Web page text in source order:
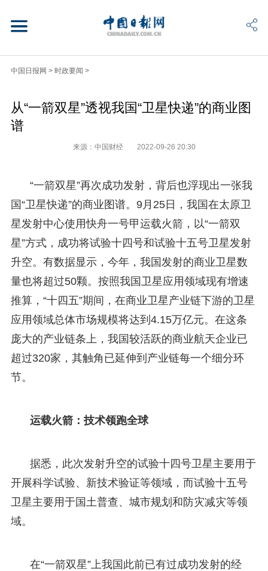
中国日报网 > 时政要闻 >
从“一箭双星”透视我国“卫星快递”的商业图
谱
来源：中国财经 2022-09-26 20:30
“一箭双星”再次成功发射，背后也浮现出一张我
国“卫星快递”的商业图谱。9月25日，我国在太原卫
星发射中心使用快舟一号甲运载火箭，以“一箭双
星”方式，成功将试验十四号和试验十五号卫星发射
升空。有数据显示，今年，我国发射的商业卫星数
量也将超过50颗。按照我国卫星应用领域现有增速
推算，“十四五”期间，在商业卫星产业链下游的卫星
应用领域总体市场规模将达到4.15万亿元。在这条
庞大的产业链条上，我国较活跃的商业航天企业已
超过320家，其触角已延伸到产业链每一个细分环
节。
运载火箭：技术领跑全球
据悉，此次发射升空的试验十四号卫星主要用于
开展科学试验、新技术验证等领域，而试验十五号
卫星主要用于国土普查、城市规划和防灾减灾等领
域。
在“一箭双星”上我国此前已有过成功发射的经